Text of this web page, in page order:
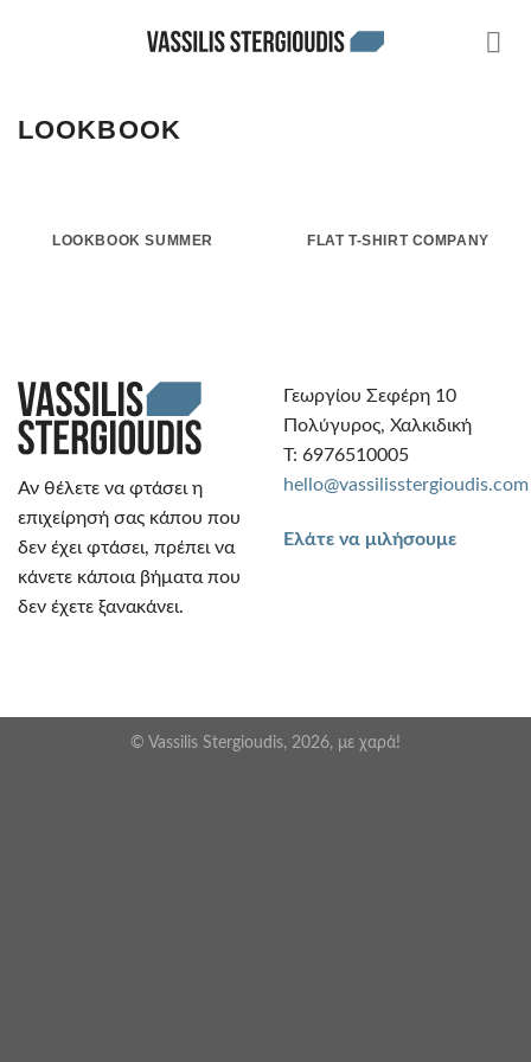
LOOKBOOK
LOOKBOOK SUMMER FLAT T-SHIRT COMPANY
Αν θέλετε να φτάσει η
επιχείρησή σας κάπου που
δεν έχει φτάσει, πρέπει να
κάνετε κάποια βήματα που
δεν έχετε ξανακάνει.
Γεωργίου Σεφέρη 10
Πολύγυρος, Χαλκιδική
Τ: 6976510005
hello@vassilisstergioudis.com
Ελάτε να μιλήσουμε
© Vassilis Stergioudis, 2026, με χαρά!